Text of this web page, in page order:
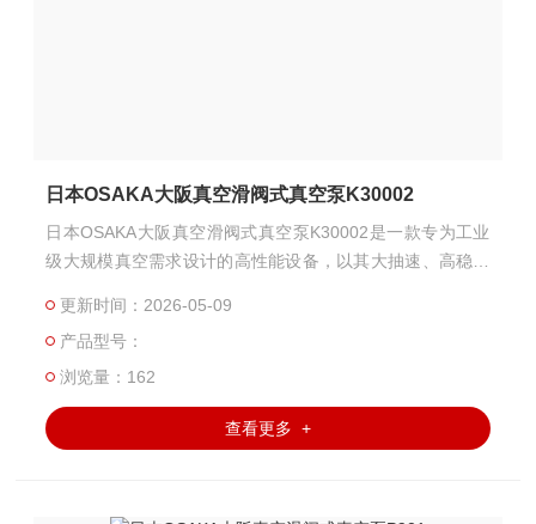
日本OSAKA大阪真空滑阀式真空泵K30002
日本OSAKA大阪真空滑阀式真空泵K30002是一款专为工业
级大规模真空需求设计的高性能设备，以其大抽速、高稳定
广泛应用。
更新时间：2026-05-09
产品型号：
浏览量：162
查看更多 +